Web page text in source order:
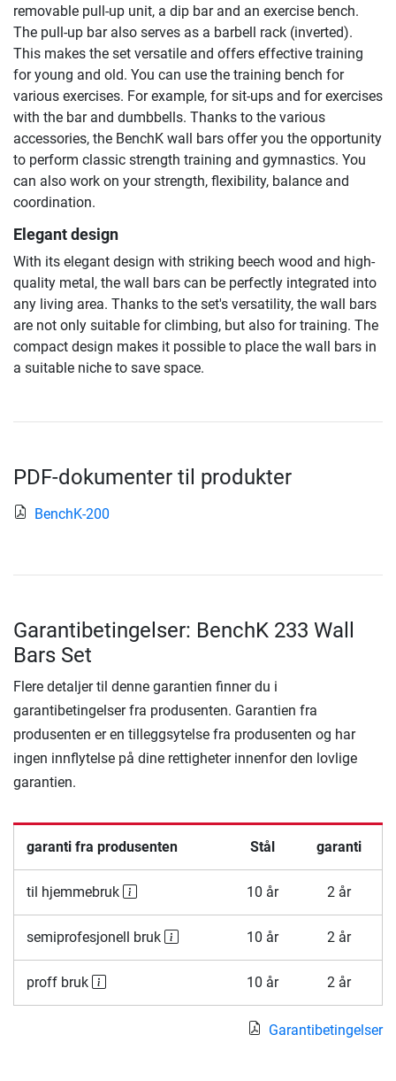
removable pull-up unit, a dip bar and an exercise bench.
The pull-up bar also serves as a barbell rack (inverted).
This makes the set versatile and offers effective training
for young and old. You can use the training bench for
various exercises. For example, for sit-ups and for exercises
with the bar and dumbbells. Thanks to the various
accessories, the BenchK wall bars offer you the opportunity
to perform classic strength training and gymnastics. You
can also work on your strength, flexibility, balance and
coordination.
Elegant design
With its elegant design with striking beech wood and high-
quality metal, the wall bars can be perfectly integrated into
any living area. Thanks to the set's versatility, the wall bars
are not only suitable for climbing, but also for training. The
compact design makes it possible to place the wall bars in
a suitable niche to save space.
PDF-dokumenter til produkter
BenchK-200
Garantibetingelser: BenchK 233 Wall
Bars Set
Flere detaljer til denne garantien finner du i
garantibetingelser fra produsenten. Garantien fra
produsenten er en tilleggsytelse fra produsenten og har
ingen innflytelse på dine rettigheter innenfor den lovlige
garantien.
garanti fra produsenten Stål garanti
til hjemmebruk 10 år 2 år
semiprofesjonell bruk 10 år 2 år
proff bruk 10 år 2 år
Garantibetingelser